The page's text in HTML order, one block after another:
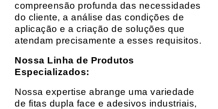
compreensão profunda das necessidades
do cliente, a análise das condições de
aplicação e a criação de soluções que
atendam precisamente a esses requisitos.
Nossa Linha de Produtos
Especializados:
Nossa expertise abrange uma variedade
de fitas dupla face e adesivos industriais,